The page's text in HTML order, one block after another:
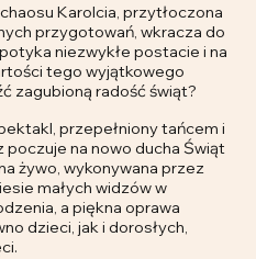
Karolcia, przytłoczona
przygotowań, wkracza do
niezwykłe postacie i na
tego wyjątkowego
zagubioną radość świąt?
przepełniony tańcem i
poczuje na nowo ducha Świąt
żywo, wykonywana przez
małych widzów w
a piękna oprawa
dzieci, jak i dorosłych,